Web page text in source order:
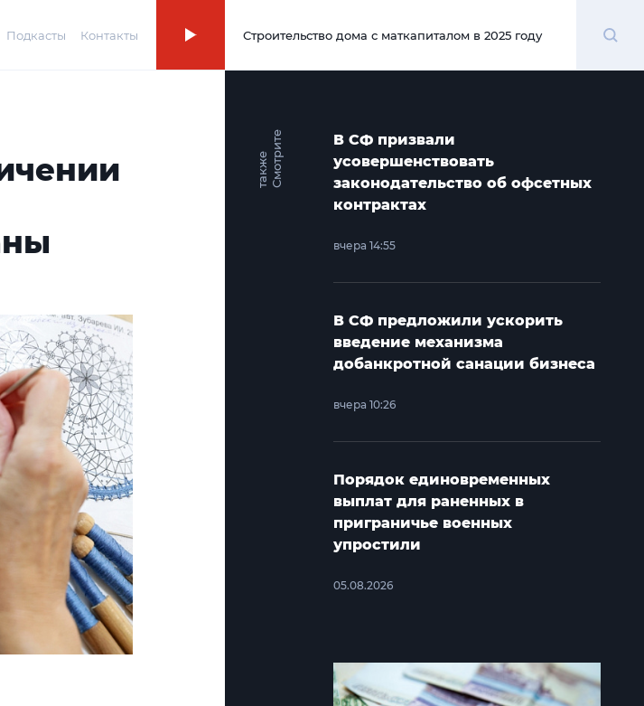
Подкасты Контакты 00:00
Строительство дома с маткапиталом в 2025 году
С
м
о
т
р и
т
е
т
а
к
ж
е
В СФ призвали
усовершенствовать
законодательство об офсетных
контрактах
вчера 14:55
В СФ предложили ускорить
введение механизма
добанкротной санации бизнеса
вчера 10:26
Порядок единовременных
выплат для раненных в
приграничье военных
упростили
05.08.2026